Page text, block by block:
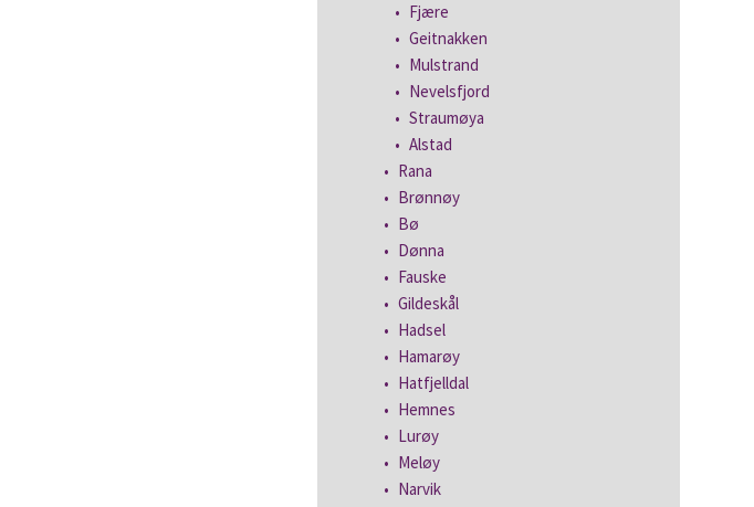
Fjære
Geitnakken
Mulstrand
Nevelsfjord
Straumøya
Alstad
Rana
Brønnøy
Bø
Dønna
Fauske
Gildeskål
Hadsel
Hamarøy
Hatfjelldal
Hemnes
Lurøy
Meløy
Narvik